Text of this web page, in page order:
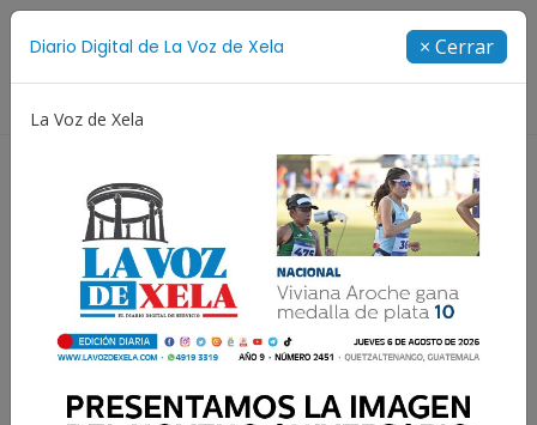
Diario Digital de La Voz de Xela × Cerrar
La Voz de Xela